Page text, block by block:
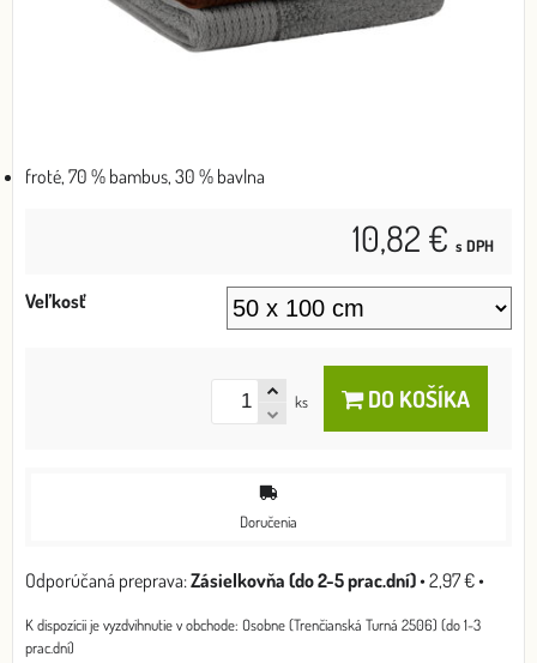
froté, 70 % bambus, 30 % bavlna
10,82 € s DPH
Veľkosť
ks DO KOŠÍKA
Doručenia
Zásielkovňa (do 2-5 prac.dní)•2,97 €•
Osobne (Trenčianská Turná 2506) (do 1-3
prac.dní)